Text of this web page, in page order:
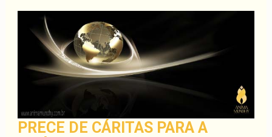
PRECE DE CÁRITAS PARA A